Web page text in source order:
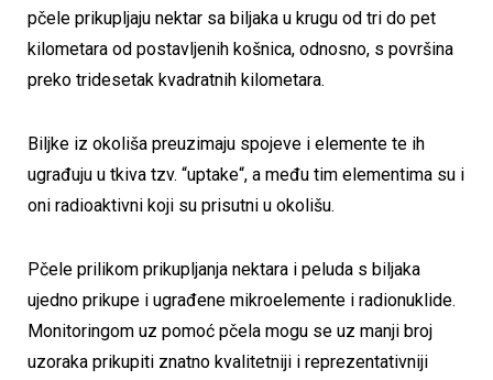
pčele prikupljaju nektar sa biljaka u krugu od tri do pet
kilometara od postavljenih košnica, odnosno, s površina
preko tridesetak kvadratnih kilometara.
Biljke iz okoliša preuzimaju spojeve i elemente te ih
ugrađuju u tkiva tzv. “uptake“, a među tim elementima su i
oni radioaktivni koji su prisutni u okolišu.
Pčele prilikom prikupljanja nektara i peluda s biljaka
ujedno prikupe i ugrađene mikroelemente i radionuklide.
Monitoringom uz pomoć pčela mogu se uz manji broj
uzoraka prikupiti znatno kvalitetniji i reprezentativniji